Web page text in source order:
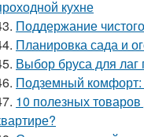
кухне
Поддержание
Планировка сада и
Выбор бруса для
Подземный комфорт:
10 полезных